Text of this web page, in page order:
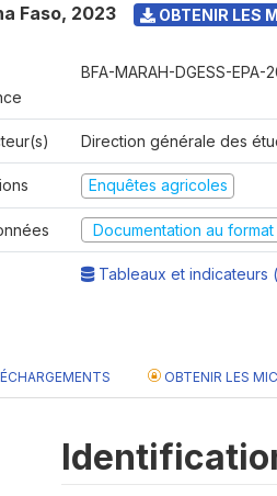
Faso, 2023 OBTENIR LES
BFA-MARAH-DGESS-EPA-
Direction générale des
Enquêtes agricoles
Documentation au format
Tableaux et indicateurs
OBTENIR LES